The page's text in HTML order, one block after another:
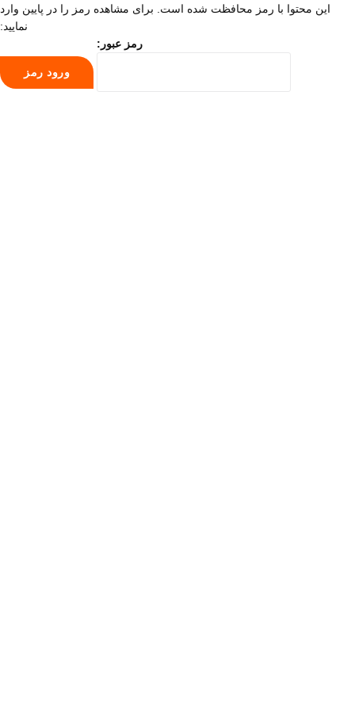
این محتوا با رمز محافظت شده است. برای مشاهده رمز را در پایین وارد
نمایید:
رمز عبور: